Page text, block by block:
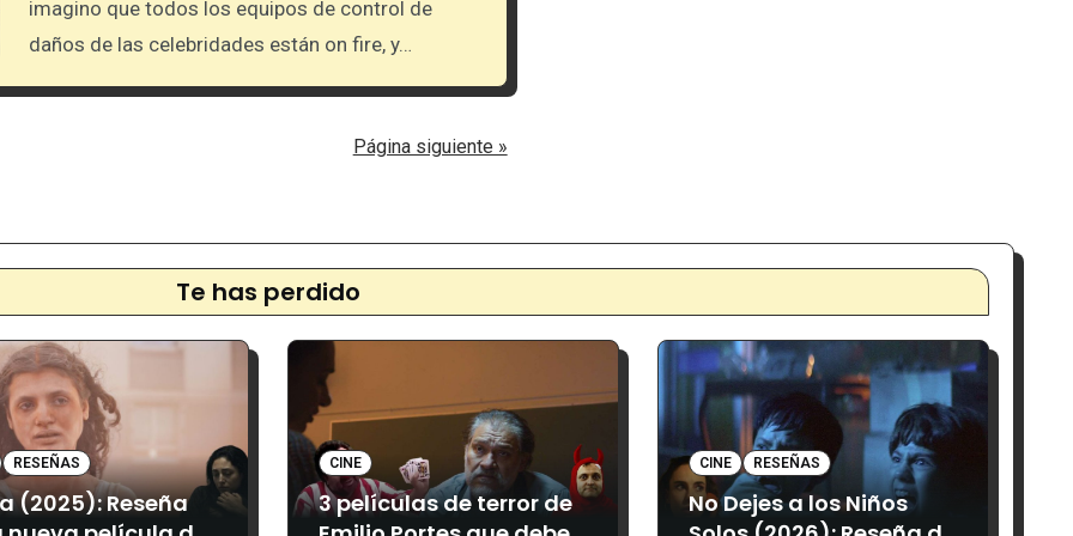
imagino que todos los equipos de control de
daños de las celebridades están on fire, y…
Página siguiente »
Te has perdido
RESEÑAS
(2025): Reseña
CINE
3 películas de terror de
CINE RESEÑAS
No Dejes a los Niños